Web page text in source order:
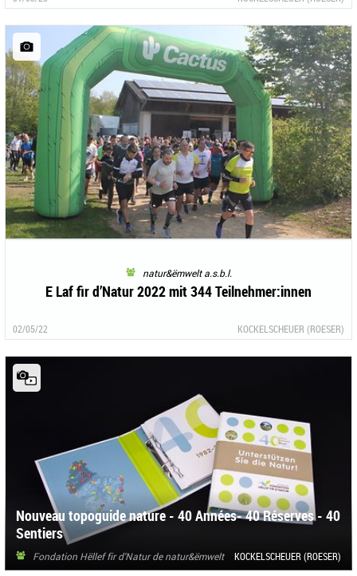
natur&ëmwelt a.s.b.l.
E Laf fir d’Natur 2022 mit 344 Teilnehmer:innen
02/05/22 KOCKELSCHEUER (ROESER)
Nouveau topoguide nature - 40 Années- 40 Réserves - 40
Sentiers
Fondation Hëllef fir d'Natur de natur&ëmwelt KOCKELSCHEUER (ROESER)